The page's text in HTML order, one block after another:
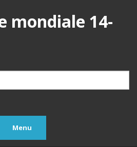
mondiale 14-
Menu